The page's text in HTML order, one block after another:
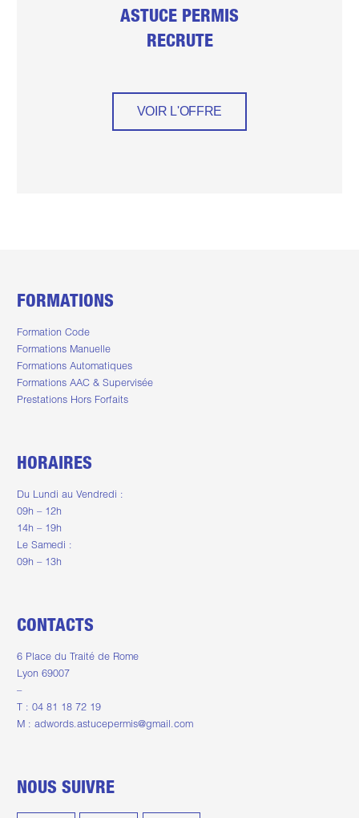
ASTUCE PERMIS
RECRUTE
VOIR L'OFFRE
FORMATIONS
Formation Code
Formations Manuelle
Formations Automatiques
Formations AAC & Supervisée
Prestations Hors Forfaits
HORAIRES
Du Lundi au Vendredi :
09h – 12h
14h – 19h
Le Samedi :
09h – 13h
CONTACTS
6 Place du Traité de Rome
Lyon 69007
–
T : 04 81 18 72 19
M : adwords.astucepermis@gmail.com
NOUS SUIVRE